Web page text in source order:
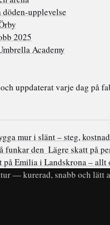
upplevelse
2025
Academy
uppdaterat varje dag på
mur i slänt – steg,
funkar den Lägre skatt på
på Emilia i Landskrona – allt
— kurerad, snabb och lätt